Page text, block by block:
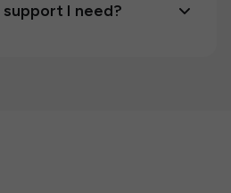
I need?